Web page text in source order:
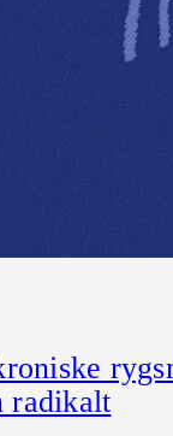
radikalt